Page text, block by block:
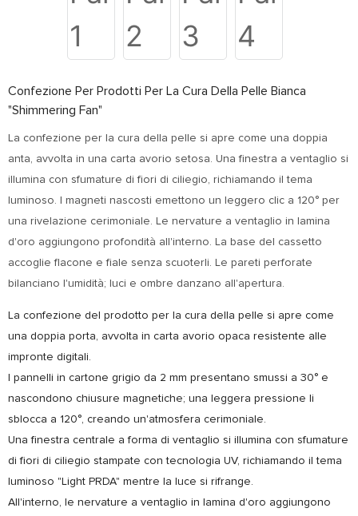
Confezione Per Prodotti Per La Cura Della Pelle Bianca
"Shimmering Fan"
La confezione per la cura della pelle si apre come una doppia
anta, avvolta in una carta avorio setosa. Una finestra a ventaglio si
illumina con sfumature di fiori di ciliegio, richiamando il tema
luminoso. I magneti nascosti emettono un leggero clic a 120° per
una rivelazione cerimoniale. Le nervature a ventaglio in lamina
d'oro aggiungono profondità all'interno. La base del cassetto
accoglie flacone e fiale senza scuoterli. Le pareti perforate
bilanciano l'umidità; luci e ombre danzano all'apertura.
La confezione del prodotto per la cura della pelle si apre come
una doppia porta, avvolta in carta avorio opaca resistente alle
impronte digitali.
I pannelli in cartone grigio da 2 mm presentano smussi a 30° e
nascondono chiusure magnetiche; una leggera pressione li
sblocca a 120°, creando un'atmosfera cerimoniale.
Una finestra centrale a forma di ventaglio si illumina con sfumature
di fiori di ciliegio stampate con tecnologia UV, richiamando il tema
luminoso "Light PRDA" mentre la luce si rifrange.
All'interno, le nervature a ventaglio in lamina d'oro aggiungono